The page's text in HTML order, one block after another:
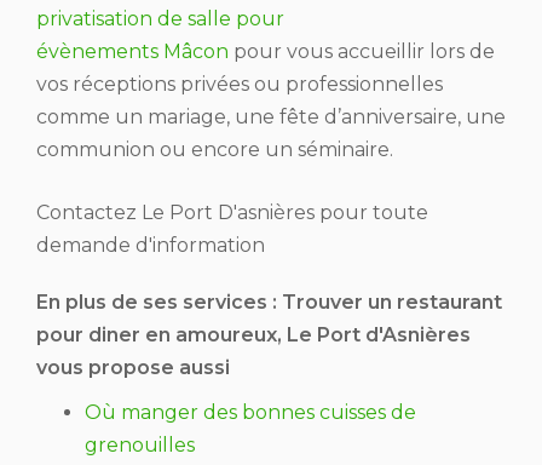
privatisation de salle pour
évènements Mâcon pour vous accueillir lors de
vos réceptions privées ou professionnelles
comme un mariage, une fête d’anniversaire, une
communion ou encore un séminaire.
Contactez Le Port D'asnières pour toute
demande d'information
En plus de ses services : Trouver un restaurant
pour diner en amoureux, Le Port d'Asnières
vous propose aussi
Où manger des bonnes cuisses de
grenouilles